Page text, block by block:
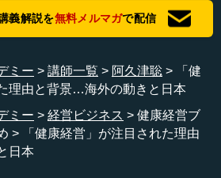
彼らの健康が非常に大事になって
は、非常に自然に健康経営に取り
ら皆さまと共有していきたいと思
営の話に入っていきます。
」を紹介します。その後で、健康
ムを説明します。本格的に健康経
だそんなに多くありませんが、と
義解説を無料メルマガで配信
ミー 講師一覧 阿久津聡
「健
理由と背景…海外の動きと日本
ミー
経営ビジネス
健康経営ブ
「健康経営」が注目された理由
日本